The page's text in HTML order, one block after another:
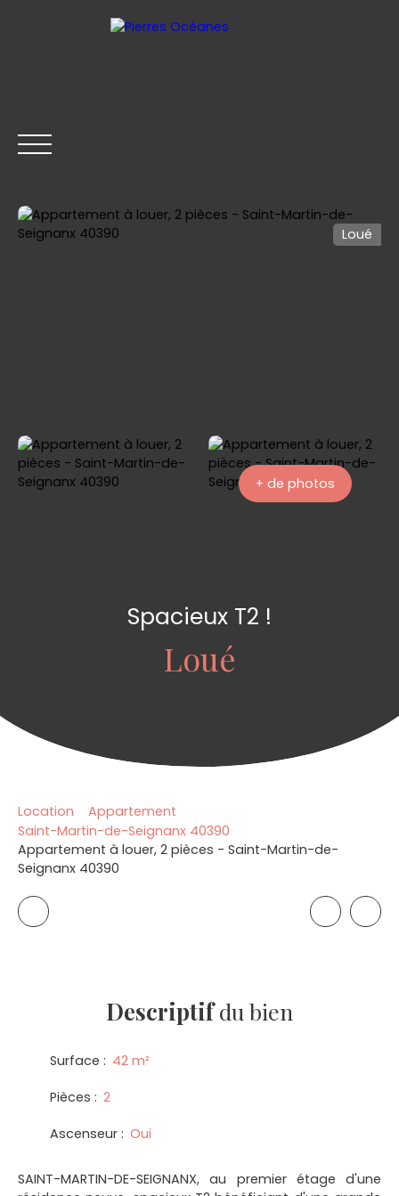
CONTACT
Loué
+ de photos
Spacieux T2 !
Loué
Location
Appartement
Saint-Martin-de-Seignanx 40390
Appartement à louer, 2 pièces - Saint-Martin-de-
Seignanx 40390
Descriptifdu bien
Surface : 42 m²
Pièces : 2
Ascenseur : Oui
SAINT-MARTIN-DE-SEIGNANX, au premier étage d'une